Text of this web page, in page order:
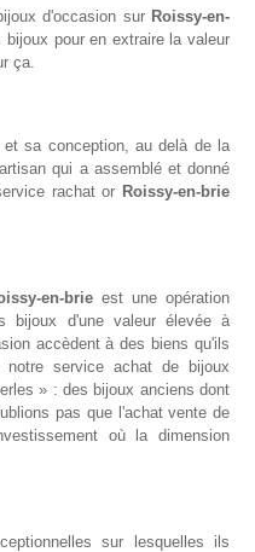
d'occasion sur Roissy-en-
pour en extraire la valeur
ça.
et sa conception, au delà de la
qui a assemblé et donné
rachat or Roissy-en-brie
en-brieest une opération
bijoux d'une valeur élevée à
accèdent à des biens qu'ils
service achat de bijoux
» : des bijoux anciens dont
pas que l'achat vente de
où la dimension
sur lesquelles ils